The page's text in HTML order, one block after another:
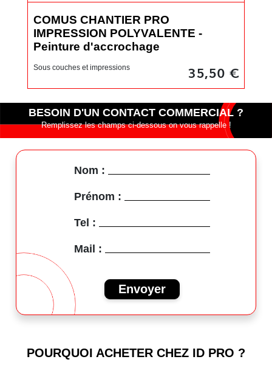
COMUS CHANTIER PRO
IMPRESSION POLYVALENTE -
Peinture d'accrochage
Sous couches et impressions 35,50 €
BESOIN D'UN CONTACT COMMERCIAL ?
Remplissez les champs ci-dessous on vous rappelle !
Nom :
Prénom :
Tel :
Mail :
Envoyer
POURQUOI ACHETER CHEZ ID PRO ?